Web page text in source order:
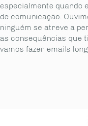
especialmente
de comunicação.
ninguém se atreve a
as consequências que
vamos fazer emails